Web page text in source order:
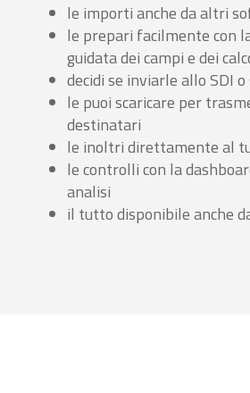
le importi anche da altri
le prepari facilmente con
guidata dei campi e dei
decidi se inviarle allo SDI
le puoi scaricare per
destinatari
le inoltri direttamente al
le controlli con la
analisi
il tutto disponibile anche